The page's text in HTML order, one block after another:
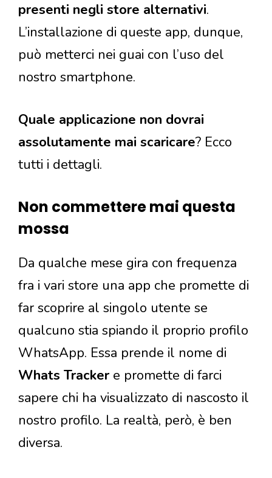
presenti negli store alternativi.
L’installazione di queste app, dunque,
può metterci nei guai con l’uso del
nostro smartphone.
Quale applicazione non dovrai
assolutamente mai scaricare? Ecco
tutti i dettagli.
Non commettere mai questa
mossa
Da qualche mese gira con frequenza
fra i vari store una app che promette di
far scoprire al singolo utente se
qualcuno stia spiando il proprio profilo
WhatsApp. Essa prende il nome di
Whats Tracker e promette di farci
sapere chi ha visualizzato di nascosto il
nostro profilo. La realtà, però, è ben
diversa.